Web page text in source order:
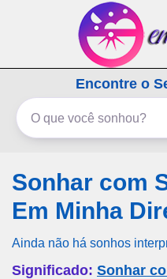
emSonho.com
Os sonhosEncontre o
Sonhar com
Em Minha
Ainda não há sonhos
Significado: Sonhar